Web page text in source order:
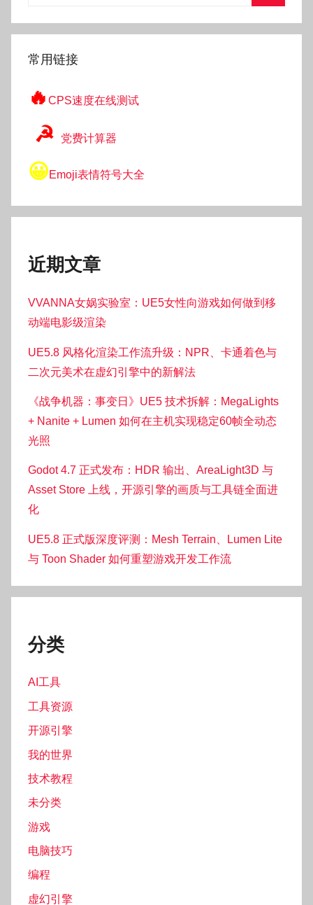
索
常用链接
🔥 CPS速度在线测试
☭ 党费计算器
😀Emoji表情符号大全
近期文章
VVANNA女娲实验室：UE5女性向游戏如何做到移
动端电影级渲染
UE5.8 风格化渲染工作流升级：NPR、卡通着色与
二次元美术在虚幻引擎中的新解法
《战争机器：事变日》UE5 技术拆解：MegaLights
+ Nanite + Lumen 如何在主机实现稳定60帧全动态
光照
Godot 4.7 正式发布：HDR 输出、AreaLight3D 与
Asset Store 上线，开源引擎的画质与工具链全面进
化
UE5.8 正式版深度评测：Mesh Terrain、Lumen Lite
与 Toon Shader 如何重塑游戏开发工作流
分类
AI工具
工具资源
开源引擎
我的世界
技术教程
未分类
游戏
电脑技巧
编程
虚幻引擎